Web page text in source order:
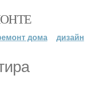
дома дизайн